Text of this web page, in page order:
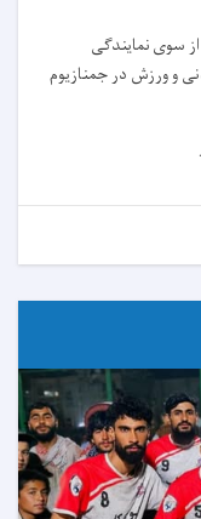
چرخ از سوی نمایندگی
و ورزش در جمنازیوم